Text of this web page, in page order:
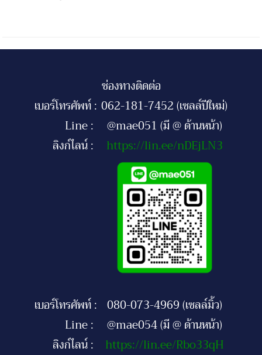
ช่องทางติดต่อ
เบอร์โทรศัพท์ : 062-181-7452 (เซลล์ปีใหม่)
Line :
@mae051 (มี @ ด้านหน้า)
ลิงก์ไลน์ :
https://lin.ee/nDEjLN3
เบอร์โทรศัพท์ : 080-073-4969 (เซลล์มิ้ว)
Line :
@mae054 (มี @ ด้านหน้า)
ลิงก์ไลน์ :
https://lin.ee/Rbo33qH